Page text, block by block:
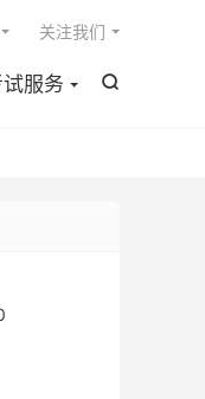

服务
关注我们